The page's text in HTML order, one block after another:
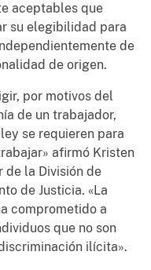
aceptables que
su elegibilidad para
de
de origen.
por motivos del
de un trabajador,
se requieren para
afirmó Kristen
de la División de
de Justicia. «La
comprometido a
que no son
ilícita».